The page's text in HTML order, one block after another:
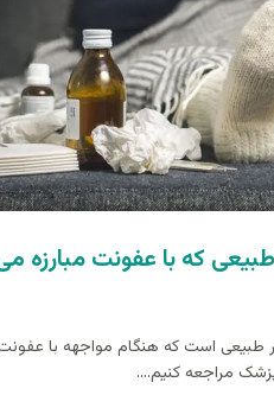
طبیعی که با عفونت مبارزه
طبیعی است که هنگام مواجهه با
مراجعه کنیم....